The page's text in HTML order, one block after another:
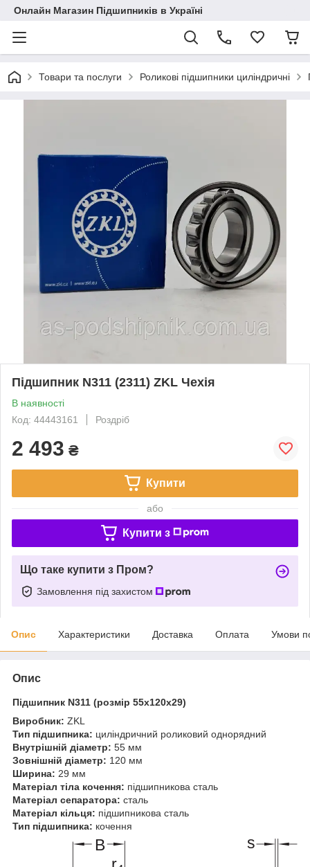
Онлайн Магазин Підшипників в Україні
Товари та послуги Роликові підшипники циліндричні
Підшипник N311 (2311) ZKL Чехія
В наявності
Код: 44443161
Роздріб
2 493 ₴
Купити
або
Купити з
Що таке купити з Пром?
Замовлення під захистом
Опис Характеристики Доставка Оплата Умови
Опис
Підшипник N311 (розмір 55х120х29)
Виробник: ZKL
Тип підшипника: циліндричний роликовий однорядний
Внутрішній діаметр: 55 мм
Зовнішній діаметр: 120 мм
Ширина: 29 мм
Матеріал тіла кочення: підшипникова сталь
Матеріал сепаратора: сталь
Матеріал кільця: підшипникова сталь
Тип підшипника: кочення